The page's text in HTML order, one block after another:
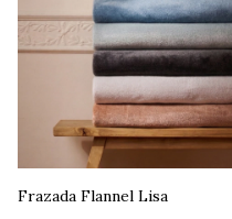
Frazada Flannel Lisa